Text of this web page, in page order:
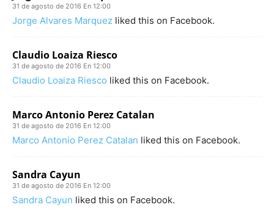
31 de agosto de 2016 En 12:00
Jorge Alvares Marquez liked this on Facebook.
Claudio Loaiza Riesco
31 de agosto de 2016 En 12:00
Claudio Loaiza Riesco liked this on Facebook.
Marco Antonio Perez Catalan
31 de agosto de 2016 En 12:00
Marco Antonio Perez Catalan liked this on Facebook.
Sandra Cayun
31 de agosto de 2016 En 12:00
Sandra Cayun liked this on Facebook.